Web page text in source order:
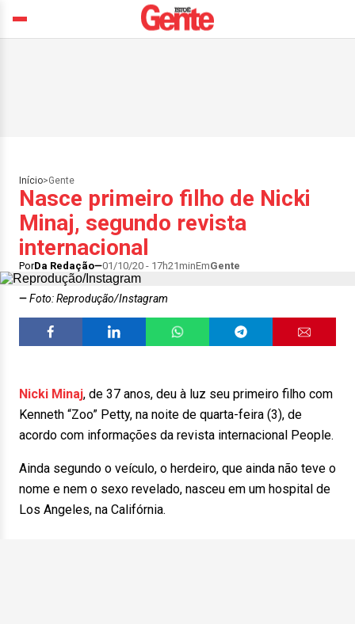
Início>Gente
Nasce primeiro filho de Nicki
Minaj, segundo revista
internacional
PorDa Redação 01/10/20 - 17h21minEmGente
Foto: Reprodução/Instagram
Nicki Minaj, de 37 anos, deu à luz seu primeiro filho com
Kenneth “Zoo” Petty, na noite de quarta-feira (3), de
acordo com informações da revista internacional People.
Ainda segundo o veículo, o herdeiro, que ainda não teve o
nome e nem o sexo revelado, nasceu em um hospital de
Los Angeles, na Califórnia.